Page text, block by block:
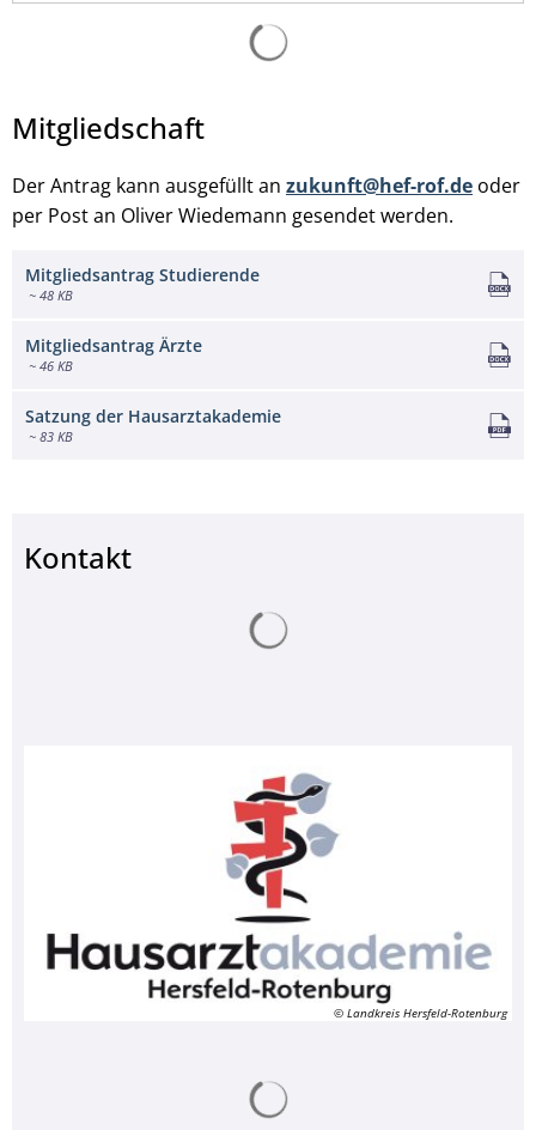
Mitgliedschaft
Der Antrag kann ausgefüllt an zukunft@hef-rof.de oder
per Post an Oliver Wiedemann gesendet werden.
Mitgliedsantrag Studierende
~ 48 KB
Mitgliedsantrag Ärzte
~ 46 KB
Satzung der Hausarztakademie
~ 83 KB
Kontakt
© Landkreis Hersfeld-Rotenburg